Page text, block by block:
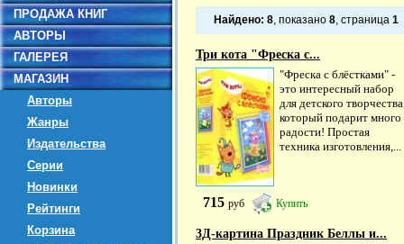
ПРОДАЖА КНИГ
АВТОРЫ
ГАЛЕРЕЯ
МАГАЗИН
Авторы
Жанры
Издательства
Серии
Новинки
Рейтинги
Корзина
Найдено: 8, показано 8, страница 1
Три кота "Фреска с...
"Фреска с блёстками" -
это интересный набор
для детского
который подарит много
радости! Простая
техника изготовления,...
715 руб Купить
3Д-картина Праздник Беллы и...